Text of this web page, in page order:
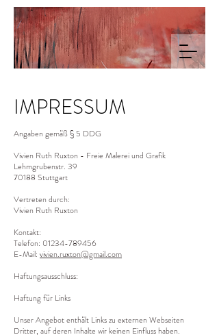
IMPRESSUM
Angaben gemäß § 5 DDG
Vivien Ruth Ruxton - Freie Malerei und Grafik
Lehmgrubenstr. 39
70188 Stuttgart
Vertreten durch:
Vivien Ruth Ruxton
Kontakt:
Telefon: 01234-789456
E-Mail: vivien.ruxton@gmail.com
Haftungsausschluss:
Haftung für Links
Unser Angebot enthält Links zu externen Webseiten
Dritter, auf deren Inhalte wir keinen Einfluss haben.